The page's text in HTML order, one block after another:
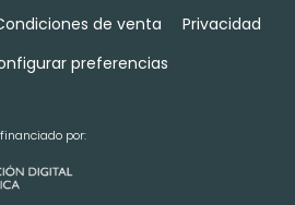
de venta
Privacidad
preferencias
por: